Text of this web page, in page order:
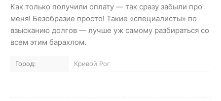
Как только получили оплату — так сразу забыли про
меня! Безобразие просто! Такие «специалисты» по
взысканию долгов — лучше уж самому разбираться со
всем этим барахлом.
Город: Кривой Рог